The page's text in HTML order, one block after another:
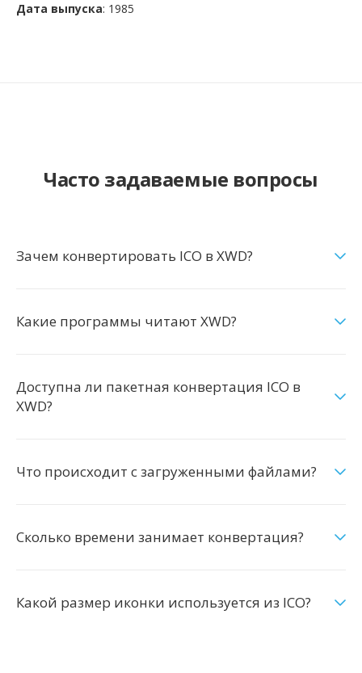
Дата выпуска: 1985
Часто задаваемые вопросы
Зачем конвертировать ICO в XWD?
Какие программы читают XWD?
Доступна ли пакетная конвертация ICO в
XWD?
Что происходит с загруженными файлами?
Сколько времени занимает конвертация?
Какой размер иконки используется из ICO?